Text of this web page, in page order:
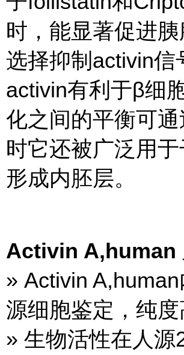
时，能显著促进
选择抑制activin
activin有利于β细
化之间的平衡可
时它还被广泛用
形成内胚层。
Activin A,human
» Activin
源细胞鉴定，纯度
» 生物活性在人